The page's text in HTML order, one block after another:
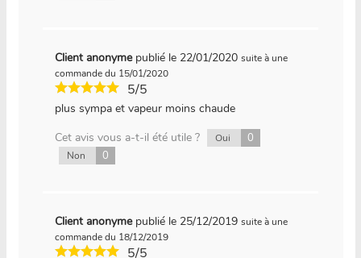
Client anonyme publié le 22/01/2020 suite à une
commande du 15/01/2020
5/5
plus sympa et vapeur moins chaude
Cet avis vous a-t-il été utile ?
Oui 0
Non 0
Client anonyme publié le 25/12/2019 suite à une
commande du 18/12/2019
5/5